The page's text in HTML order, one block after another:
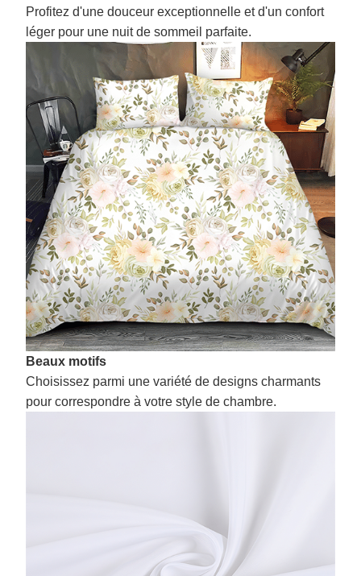
Profitez d'une douceur exceptionnelle et d'un confort
léger pour une nuit de sommeil parfaite.
Beaux motifs
Choisissez parmi une variété de designs charmants
pour correspondre à votre style de chambre.